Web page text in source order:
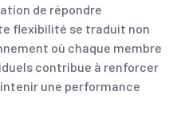
de répondre
flexibilité se traduit non
où chaque membre
contribue à renforcer
une performance